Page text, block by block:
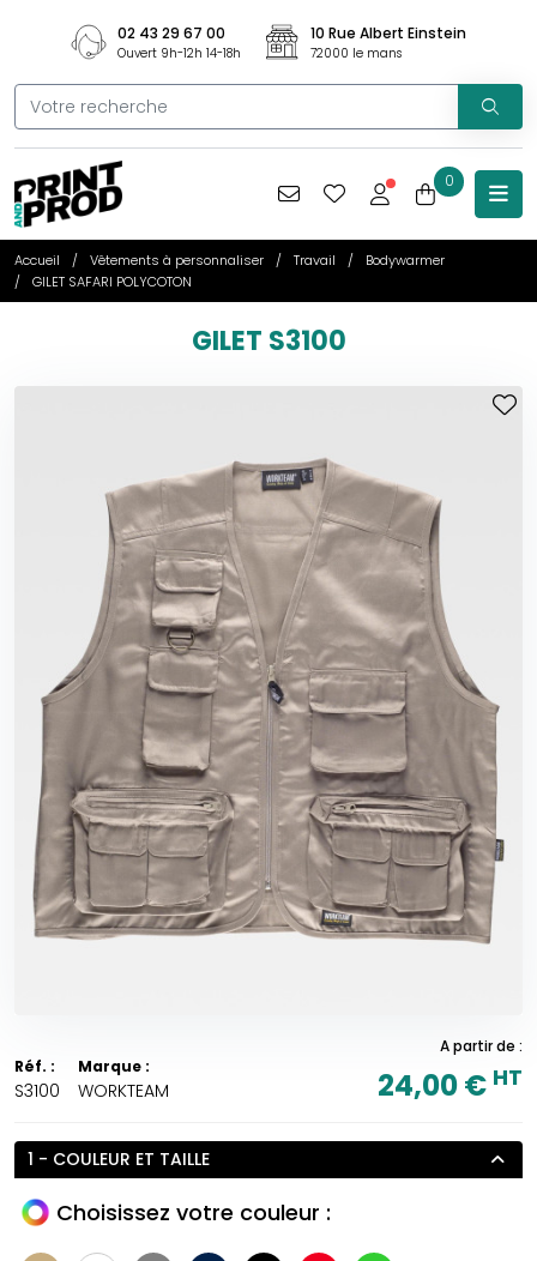
02 43 29 67 00
Ouvert 9h-12h 14-18h
10 Rue Albert Einstein
72000 le mans
0
Accueil Vêtements à personnaliser Travail
Bodywarmer
GILET SAFARI POLYCOTON
GILET S3100
Réf. :
S3100
Marque :
WORKTEAM
A partir de :
24,00 € HT
1 - COULEUR ET TAILLE
Choisissez votre couleur :